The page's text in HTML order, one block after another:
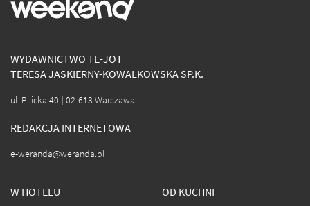
WYDAWNICTWO TE-JOT
TERESA JASKIERNY-KOWALKOWSKA SP.K.
ul. Pilicka 40 | 02-613 Warszawa
REDAKCJA INTERNETOWA
e-weranda@weranda.pl
W HOTELU OD KUCHNI